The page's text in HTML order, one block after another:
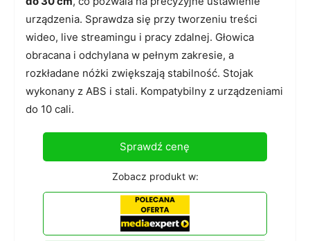
urządzenia. Sprawdza się przy tworzeniu treści
wideo, live streamingu i pracy zdalnej. Głowica
obracana i odchylana w pełnym zakresie, a
rozkładane nóżki zwiększają stabilność. Stojak
wykonany z ABS i stali. Kompatybilny z urządzeniami
do 10 cali.
Sprawdź cenę
Zobacz produkt w: